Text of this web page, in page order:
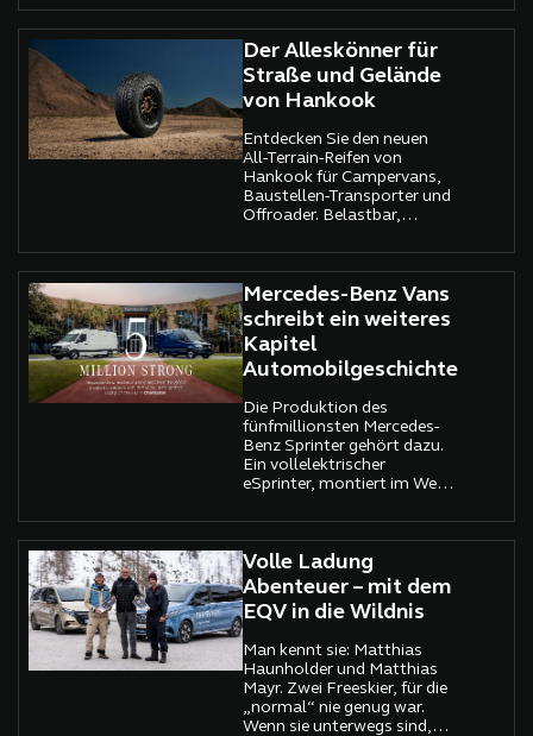
Meter lang, 2,75 Meter
hoch, 2,5 Meter breit.
Gefräst, gemeißelt, visionär.
Ein Gigant aus Granitoptik,
der nicht transportiert –
sondern transportiert wofür
Wandel, Technik, Effizienz.
Kunst, die liefern kann.
Der Alleskönner für
Straße und Gelände
von Hankook
Entdecken Sie den neuen
All-Terrain-Reifen von
Hankook für Campervans,
Baustellen-Transporter und
Offroader. Belastbar,
einsetzbar.
Mercedes-Benz Vans
schreibt ein weiteres
Kapitel
Automobilgeschichte
Die Produktion des
fünfmillionsten Mercedes-
Benz Sprinter gehört dazu.
Ein vollelektrischer
eSprinter, montiert im Werk
ist das Jubiläumsfahrzeug.
Übergeben wurde er an
FedEx, einen alten
Bekannten, einen
Weggefährten durch
Jahrzehnte. Und plötzlich
als nur ein Stück Technik
Volle Ladung
Abenteuer – mit dem
EQV in die Wildnis
Man kennt sie: Matthias
Haunholder und Matthias
Mayr. Zwei Freeskier, für die
„normal“ nie genug war.
Wenn sie unterwegs sind,